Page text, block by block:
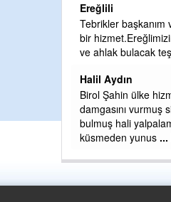
Ereğlili
Tebrikler
bir
ve ahlak bulacak
Halil Aydın
Birol Şahin ülke
damgasını vurmuş
bulmuş hali
küsmeden yunus ...